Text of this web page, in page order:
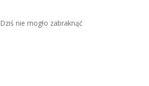
Dziś nie mogło zabraknąć